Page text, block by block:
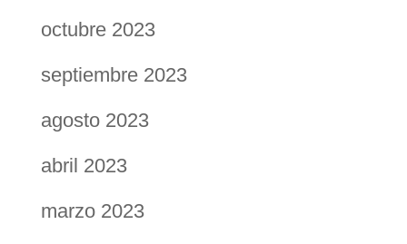
octubre 2023
septiembre 2023
agosto 2023
abril 2023
marzo 2023